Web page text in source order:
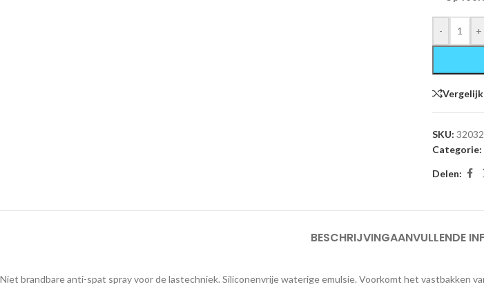
- +
SKU:
Categorie:
Delen:
BESCHRIJVINGAANVULLENDE
Niet brandbare anti-spat spray voor de lastechniek. Siliconenvrije waterige emulsie. Voorkomt het vastbakken